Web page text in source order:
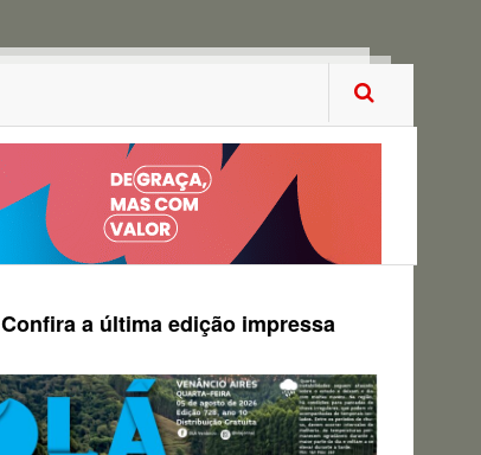
Confira a última edição impressa